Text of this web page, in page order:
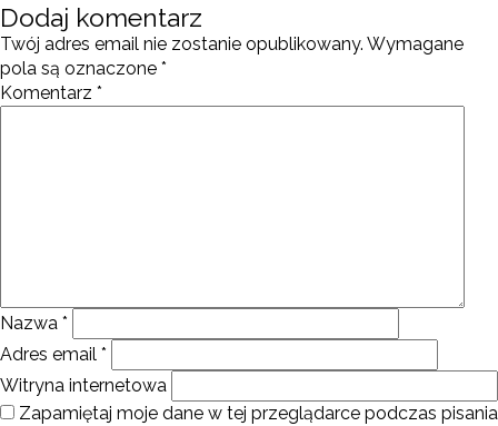
Dodaj komentarz
Twój adres email nie zostanie opublikowany. Wymagane
pola są oznaczone *
Komentarz *
Nazwa *
Adres email *
Witryna internetowa
Zapamiętaj moje dane w tej przeglądarce podczas pisania